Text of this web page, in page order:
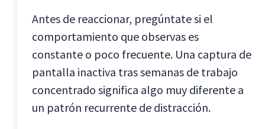
Antes de reaccionar, pregúntate si el
comportamiento que observas es
constante o poco frecuente. Una captura de
pantalla inactiva tras semanas de trabajo
concentrado significa algo muy diferente a
un patrón recurrente de distracción.